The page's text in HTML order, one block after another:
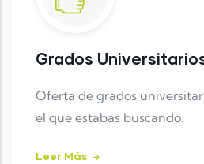
Grados
Oferta de grados
el que estabas buscando.
Leer Más